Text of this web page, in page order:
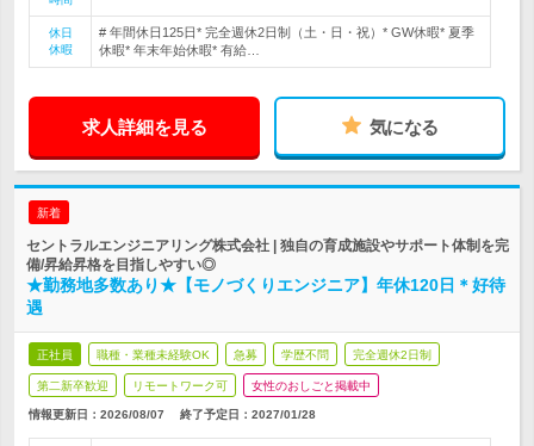
休日
休暇
# 年間休日125日* 完全週休2日制（土・日・祝）* GW休暇* 夏季
休暇* 年末年始休暇* 有給…
求人詳細を見る 気になる
新着
セントラルエンジニアリング株式会社 | 独自の育成施設やサポート体制を完
備/昇給昇格を目指しやすい◎
★勤務地多数あり★【モノづくりエンジニア】年休120日＊好待
遇
正社員 職種・業種未経験OK 急募 学歴不問 完全週休2日制
第二新卒歓迎 リモートワーク可 女性のおしごと掲載中
情報更新日：2026/08/07 終了予定日： 2027/01/28